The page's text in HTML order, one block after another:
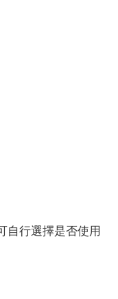
自行選擇是否使用